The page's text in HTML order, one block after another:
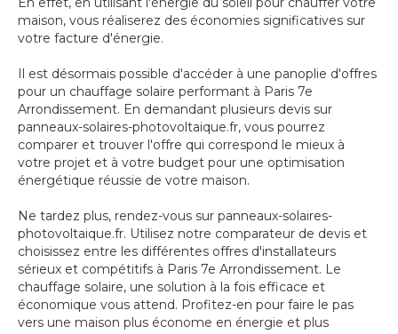
maison, vous réaliserez des économies significatives sur
votre facture d'énergie.
Il est désormais possible d'accéder à une panoplie d'offres
pour un chauffage solaire performant à Paris 7e
Arrondissement. En demandant plusieurs devis sur
panneaux-solaires-photovoltaique.fr, vous pourrez
comparer et trouver l'offre qui correspond le mieux à
votre projet et à votre budget pour une optimisation
énergétique réussie de votre maison.
Ne tardez plus, rendez-vous sur panneaux-solaires-
photovoltaique.fr. Utilisez notre comparateur de devis et
choisissez entre les différentes offres d'installateurs
sérieux et compétitifs à Paris 7e Arrondissement. Le
chauffage solaire, une solution à la fois efficace et
économique vous attend. Profitez-en pour faire le pas
vers une maison plus économe en énergie et plus